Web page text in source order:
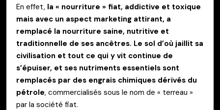
En effet, la « nourriture » fiat, addictive et toxique
mais avec un aspect marketing attirant, a
remplacé la nourriture saine, nutritive et
traditionnelle de ses ancêtres. Le sol d’où jaillit sa
civilisation et tout ce qui y vit continue de
s’épuiser, et ses nutriments essentiels sont
remplacés par des engrais chimiques dérivés du
pétrole, commercialisés sous le nom de « terreau »
par la société fiat.